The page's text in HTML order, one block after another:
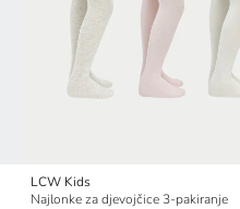
LCW Kids
Najlonke za djevojčice 3-pakiranje